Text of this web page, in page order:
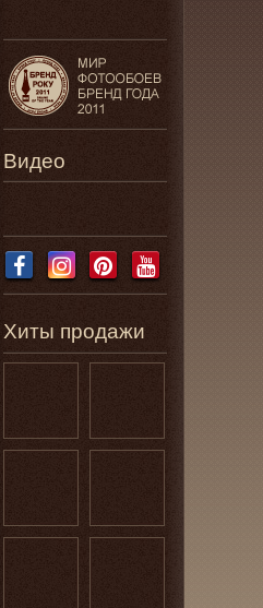
Видео
Хиты продажи